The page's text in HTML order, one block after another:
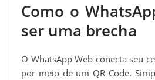
Como o
ser uma brecha
O WhatsApp Web conecta seu
por meio de um QR Code.